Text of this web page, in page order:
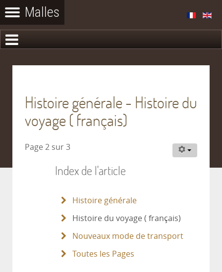
Histoire générale - Histoire du
voyage ( français)
Index de l'article
Histoire générale
Histoire du voyage ( français)
Nouveaux mode de transport
Toutes les Pages
Page 2 sur 3